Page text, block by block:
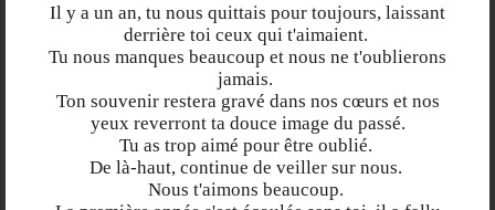
Il y a un an, tu nous quittais pour toujours, laissant
derrière toi ceux qui t'aimaient.
Tu nous manques beaucoup et nous ne t'oublierons
jamais.
Ton souvenir restera gravé dans nos cœurs et nos
yeux reverront ta douce image du passé.
Tu as trop aimé pour être oublié.
De là-haut, continue de veiller sur nous.
Nous t'aimons beaucoup.